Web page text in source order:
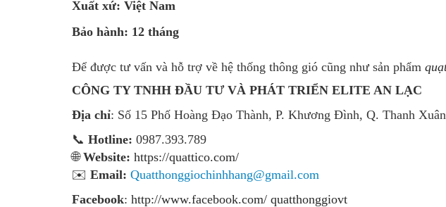
Xuất xứ: Việt Nam
Bảo hành: 12 tháng
Để được tư vấn và hỗ trợ về hệ thống thông gió cũng như sản phẩm
CÔNG TY TNHH ĐẦU TƯ VÀ PHÁT TRIỂN ELITE AN LẠC
Địa chỉ: Số 15 Phố Hoàng Đạo Thành, P. Khương Đình, Q. Thanh
📞 Hotline: 0987.393.789
🌐Website: https://quattico.com/
✉️ Email: Quatthonggiochinhhang@gmail.com
Facebook: http://www.facebook.com/ quatthonggiovt